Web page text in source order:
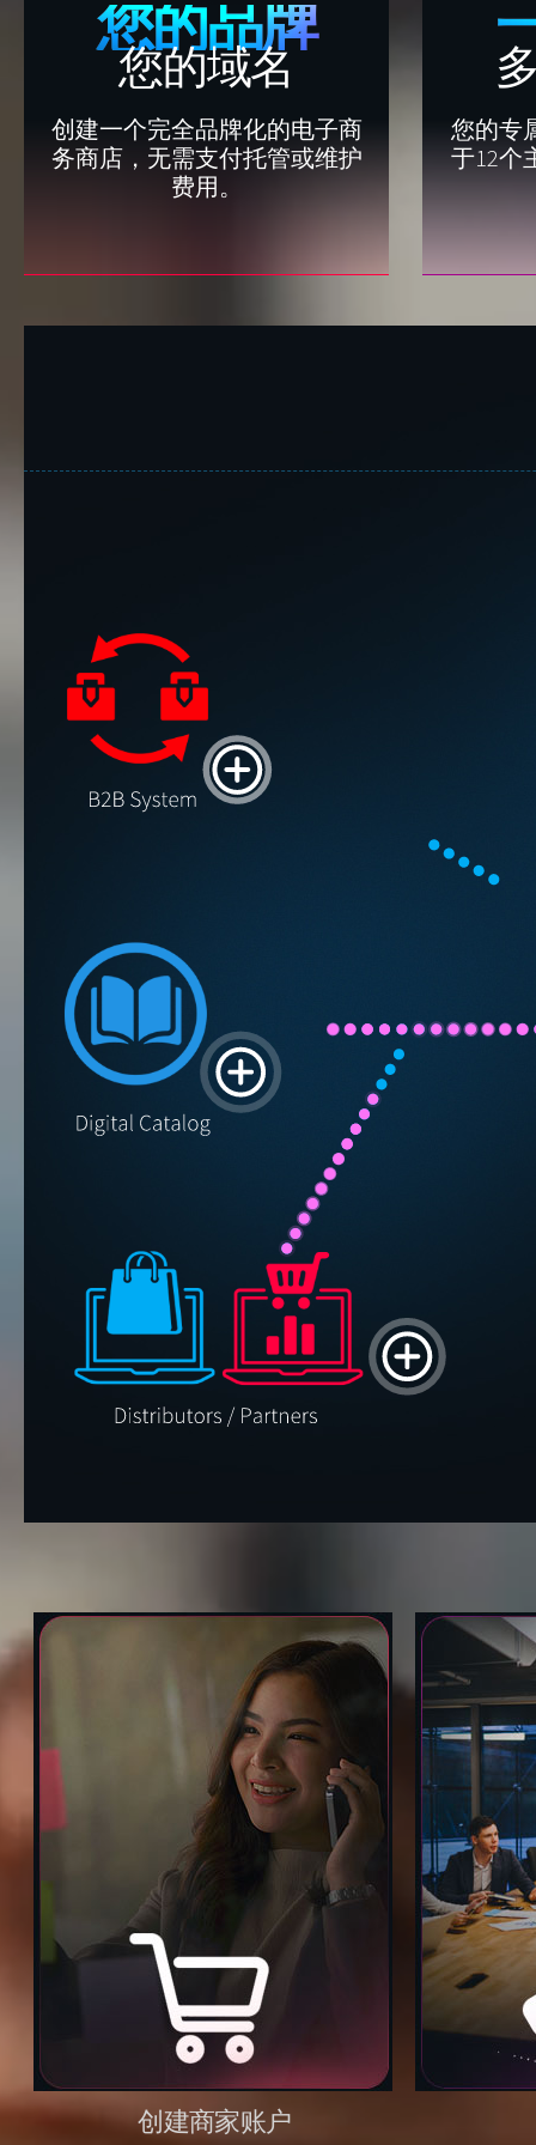
您的品牌
您的域名
创建一个完全品牌化的电子商
务商店，无需支付托管或维护
费用。
您的专
于12个
创建商家账户